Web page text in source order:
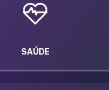
SAÚDE